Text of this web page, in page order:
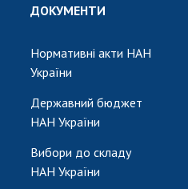
ДОКУМЕНТИ
Нормативні акти НАН
України
Державний бюджет
НАН України
Вибори до складу
НАН України